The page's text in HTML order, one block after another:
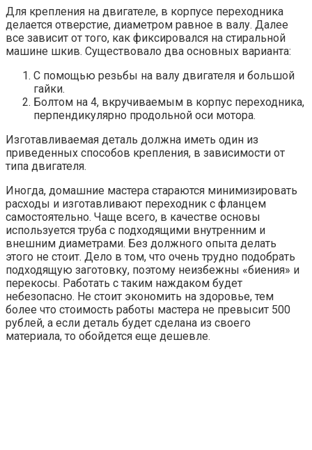
Для крепления на двигателе, в корпусе переходника
делается отверстие, диаметром равное в валу. Далее
все зависит от того, как фиксировался на стиральной
машине шкив. Существовало два основных варианта:
С помощью резьбы на валу двигателя и большой
гайки.
Болтом на 4, вкручиваемым в корпус переходника,
перпендикулярно продольной оси мотора.
Изготавливаемая деталь должна иметь один из
приведенных способов крепления, в зависимости от
типа двигателя.
Иногда, домашние мастера стараются минимизировать
расходы и изготавливают переходник с фланцем
самостоятельно. Чаще всего, в качестве основы
используется труба с подходящими внутренним и
внешним диаметрами. Без должного опыта делать
этого не стоит. Дело в том, что очень трудно подобрать
подходящую заготовку, поэтому неизбежны «биения» и
перекосы. Работать с таким наждаком будет
небезопасно. Не стоит экономить на здоровье, тем
более что стоимость работы мастера не превысит 500
рублей, а если деталь будет сделана из своего
материала, то обойдется еще дешевле.